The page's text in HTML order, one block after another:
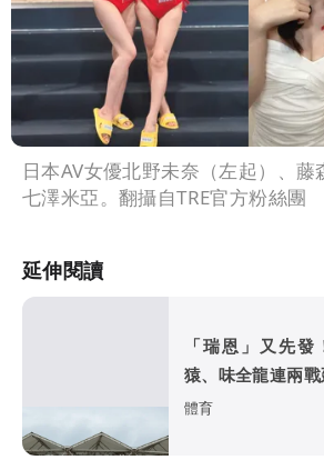
日本AV女優北野未奈（左起）、藤
七澤米亞。翻攝自TRE官方粉絲團
延伸閱讀
「瑞恩」又先
猿、味全龍連兩戰
體育